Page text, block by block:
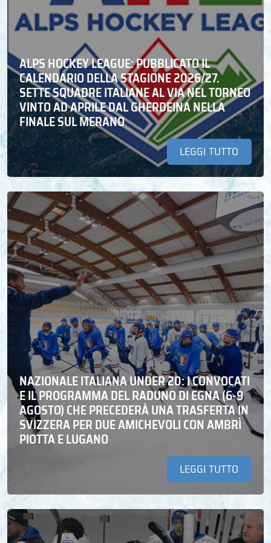
ALPS HOCKEY LEAGUE: PUBBLICATO IL
CALENDARIO DELLA STAGIONE 2026/27.
SETTE SQUADRE ITALIANE AL VIA NEL TORNEO
VINTO AD APRILE DAL GHERDEINA NELLA
FINALE SUL MERANO
LEGGI TUTTO
NAZIONALE ITALIANA UNDER 20: I CONVOCATI
E IL PROGRAMMA DEL RADUNO DI EGNA (6-9
AGOSTO) CHE PRECEDERÀ UNA TRASFERTA IN
SVIZZERA PER DUE AMICHEVOLI CON AMBRÌ
PIOTTA E LUGANO
LEGGI TUTTO